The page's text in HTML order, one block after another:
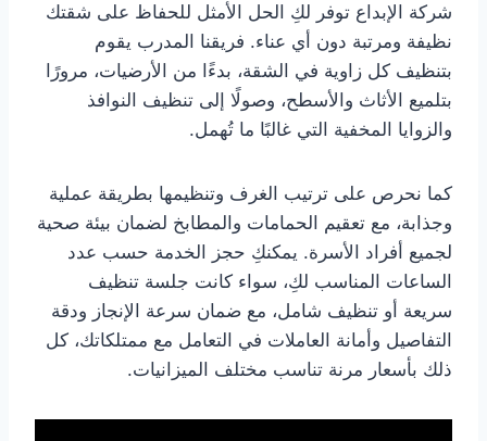
شركة الإبداع توفر لكِ الحل الأمثل للحفاظ على شقتك
نظيفة ومرتبة دون أي عناء. فريقنا المدرب يقوم
بتنظيف كل زاوية في الشقة، بدءًا من الأرضيات، مرورًا
بتلميع الأثاث والأسطح، وصولًا إلى تنظيف النوافذ
والزوايا المخفية التي غالبًا ما تُهمل.
كما نحرص على ترتيب الغرف وتنظيمها بطريقة عملية
وجذابة، مع تعقيم الحمامات والمطابخ لضمان بيئة صحية
لجميع أفراد الأسرة. يمكنكِ حجز الخدمة حسب عدد
الساعات المناسب لكِ، سواء كانت جلسة تنظيف
سريعة أو تنظيف شامل، مع ضمان سرعة الإنجاز ودقة
التفاصيل وأمانة العاملات في التعامل مع ممتلكاتك، كل
ذلك بأسعار مرنة تناسب مختلف الميزانيات.